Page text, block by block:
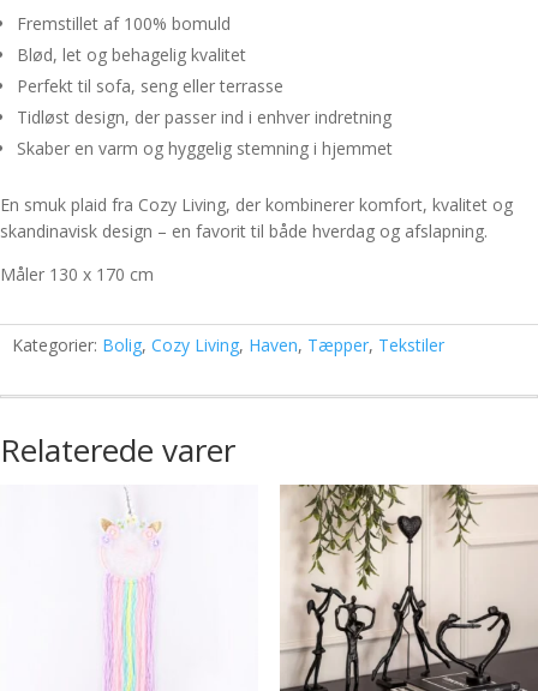
Fremstillet af 100% bomuld
Blød, let og behagelig kvalitet
Perfekt til sofa, seng eller terrasse
Tidløst design, der passer ind i enhver indretning
Skaber en varm og hyggelig stemning i hjemmet
En smuk plaid fra Cozy Living, der kombinerer komfort, kvalitet og
skandinavisk design – en favorit til både hverdag og afslapning.
Måler 130 x 170 cm
Kategorier: Bolig, Cozy Living, Haven, Tæpper, Tekstiler
Relaterede varer